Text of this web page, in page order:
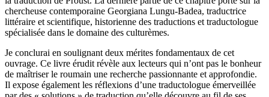
chercheuse contemporaine Georgiana Lungu-Badea, traductrice
littéraire et scientifique, historienne des traductions et traductologue
spécialisée dans le domaine des culturèmes.
Je conclurai en soulignant deux mérites fondamentaux de cet
ouvrage. Ce livre érudit révèle aux lecteurs qui n’ont pas le bonheur
de maîtriser le roumain une recherche passionnante et approfondie.
Il expose également les réflexions d’une traductologue émerveillée